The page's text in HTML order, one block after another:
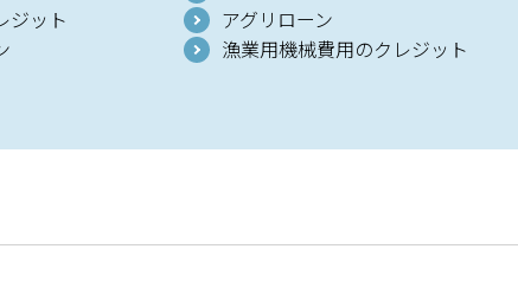
ジット
アグリローン
漁業用機械費用のクレジット